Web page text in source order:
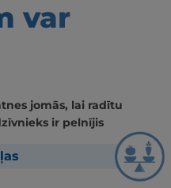
var
jomās, lai radītu
ir pelnījis